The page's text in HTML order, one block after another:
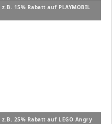
15% Rabatt auf PLAYMOBIL
25% Rabatt auf LEGO Angry